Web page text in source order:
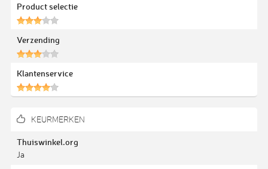
Product selectie
Verzending
Klantenservice
KEURMERKEN
Thuiswinkel.org
Ja